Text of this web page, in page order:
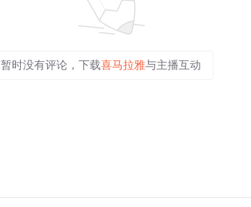
暂时没有评论，下载喜马拉雅与主播互动